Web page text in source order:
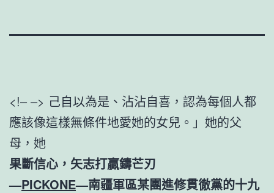
<!– –> 己自以為是、沾沾自喜，認為每個人都
應該像這樣無條件地愛她的女兒。」她的父
母，她
果斷信心，矢志打贏鑄芒刃
—PICKONE—南疆軍區某團進修貫徹黨的十九